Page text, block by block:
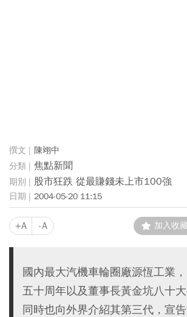
陳翊中
焦點新聞
股市狂跌 從最賺錢未上市100強
2004-05-20 11:15
+A -A 加入收藏
國內最大汽機車輪圈廠源恆工業
五十周年以及董事長黃金坑八十大
同時也向外界介紹其第三代，宣